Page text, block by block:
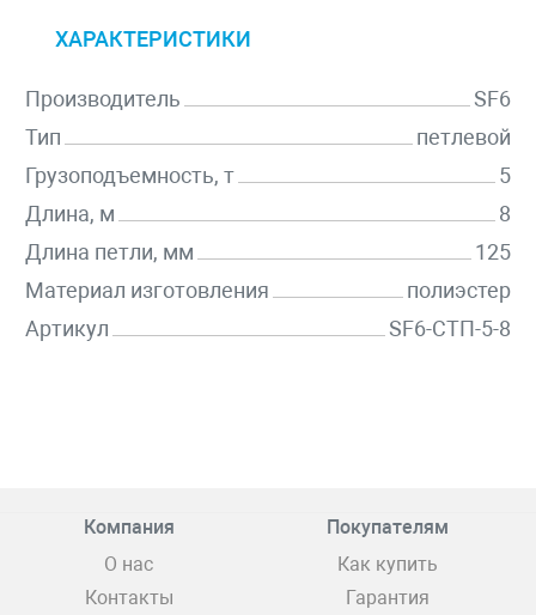
ХАРАКТЕРИСТИКИ
Производитель
SF6
Тип
петлевой
Грузоподъемность, т
5
Длина, м
8
Длина петли, мм
125
Материал изготовления
полиэстер
Артикул
SF6-СТП-5-8
Компания
О нас
Контакты
Покупателям
Как купить
Гарантия